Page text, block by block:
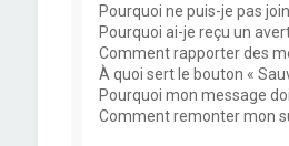
Pourquoi ne puis-je pas
Pourquoi ai-je reçu un
Comment rapporter des
À quoi sert le bouton «
Pourquoi mon message
Comment remonter mon